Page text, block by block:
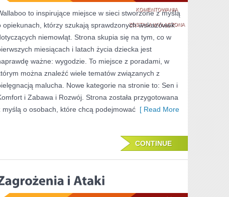
KOMENTOWANIAMAMA
I
TATA
ZOSTAŁA WYŁĄCZONA
to inspirujące miejsce w sieci stworzone z myślą
opiekunach, którzy szukają sprawdzonych wskazówek
niemowląt. Strona skupia się na tym, co w
miesiącach i latach życia dziecka jest
ważne: wygodzie. To miejsce z poradami, w
można znaleźć wiele tematów związanych z
malucha. Nowe kategorie na stronie to: Sen i
i Zabawa i Rozwój. Strona została przygotowana
myślą o osobach, które chcą podejmować [ Read More
CONTINUE